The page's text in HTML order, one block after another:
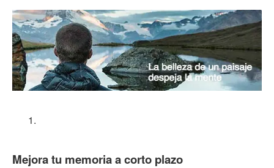
Mejora tu memoria a corto plazo